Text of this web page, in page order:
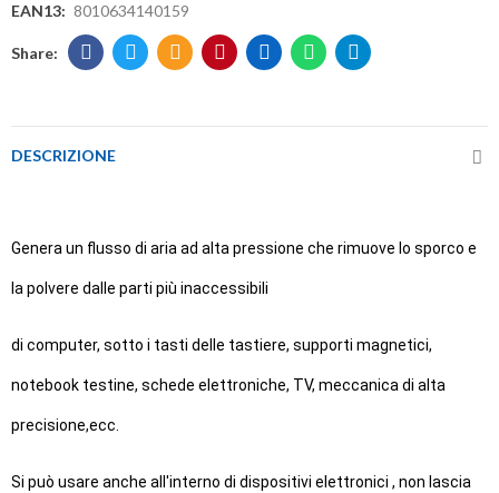
EAN13: 8010634140159
DESCRIZIONE
Genera un flusso di aria ad alta pressione che rimuove lo sporco e
la polvere dalle parti più inaccessibili
di computer, sotto i tasti delle tastiere, supporti magnetici,
notebook testine, schede elettroniche, TV, meccanica di alta
precisione,ecc.
Si può usare anche all'interno di dispositivi elettronici , non lascia